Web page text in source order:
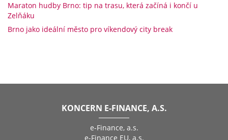
Maraton hudby Brno: tip na trasu, která začíná i končí u
Zelňáku
Brno jako ideální město pro víkendový city break
KONCERN E-FINANCE, A.S.
e-Finance, a.s.
e-Finance EU, a.s.